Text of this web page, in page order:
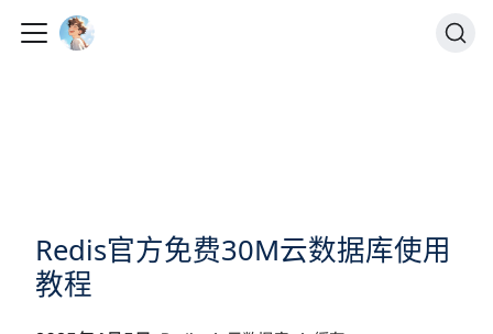
Redis官方免费30M云数据库使用
教程